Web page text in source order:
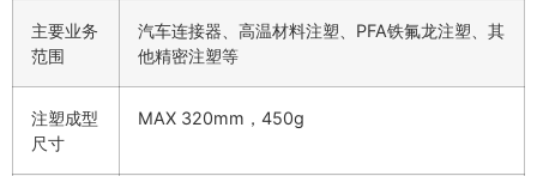
主要业务
范围
汽车连接器、高温材料注塑、PFA铁氟龙注塑、其
他精密注塑等
注塑成型
尺寸
MAX 320mm，450g